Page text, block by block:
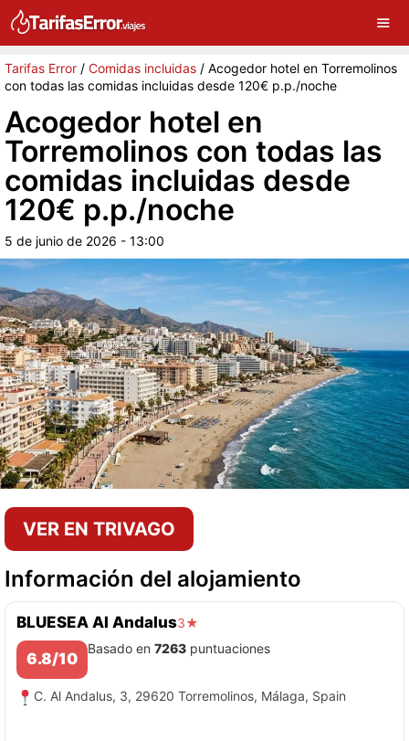
Tarifas Error / Comidas incluidas / Acogedor hotel en Torremolinos
con todas las comidas incluidas desde 120€ p.p./noche
Acogedor hotel en
Torremolinos con todas las
comidas incluidas desde
120€ p.p./noche
5 de junio de 2026 - 13:00
VER EN TRIVAGO
Información del alojamiento
BLUESEA Al Andalus3★
6.8/10
Basado en 7263 puntuaciones
C. Al Andalus, 3, 29620 Torremolinos, Málaga, Spain
G Sigue a Tarifas Error en Google